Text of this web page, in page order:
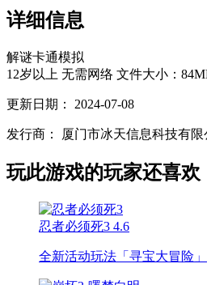
详细信息
解谜卡通模拟
12岁以上 无需网络 文件大小：
更新日期： 2024-07-08
发行商： 厦门市冰天信息科技有限
玩此游戏的玩家还喜欢
忍者必须死3 4.6
全新活动玩法「寻宝大冒险」